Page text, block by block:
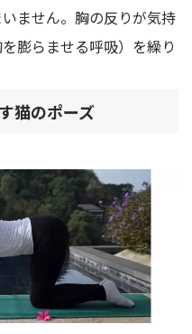
ません。胸の反りが気持
膨らませる呼吸）を繰り
猫のポーズ